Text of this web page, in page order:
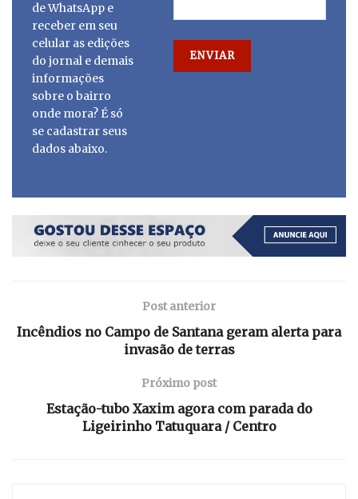
de WhatsApp e
receber em seu
celular as edições
do jornal e demais
informações
sobre o bairro
onde mora? É só
se cadastrar seus
dados abaixo.
Post anterior
Incêndios no Campo de Santana geram alerta para
invasão de terras
Próximo post
Estação-tubo Xaxim agora com parada do
Ligeirinho Tatuquara / Centro